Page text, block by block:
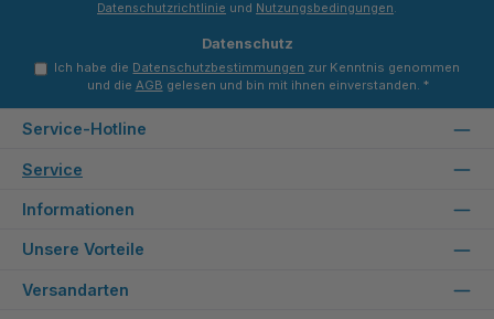
Datenschutzrichtlinie und Nutzungsbedingungen.
Datenschutz
Ich habe die Datenschutzbestimmungen zur Kenntnis genommen
und die AGB gelesen und bin mit ihnen einverstanden. *
Service-Hotline
Service
Informationen
Unsere Vorteile
Versandarten